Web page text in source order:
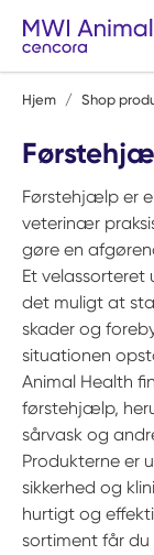
Spring til
Hjem / Shop
Førstehjælp er
veterinær
gøre en
Et
det muligt at
skader og
situationen
Animal Health
førstehjælp,
sårvask og
Produkterne er
sikkerhed og
hurtigt og
sortiment får